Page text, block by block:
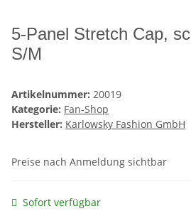
5-Panel Stretch Cap,
S/M
Artikelnummer: 20019
Kategorie: Fan-Shop
Hersteller: Karlowsky Fashion GmbH
Preise nach Anmeldung sichtbar
Sofort verfügbar